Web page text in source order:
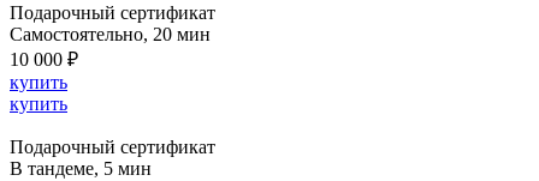
Подарочный сертификат
Cамостоятельно, 20 мин
10 000 ₽
купить
купить
Подарочный сертификат
В тандеме, 5 мин